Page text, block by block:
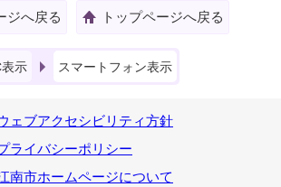
ジへ戻る トップページへ戻る
示 スマートフォン表示
ェブアクセシビリティ方針
ライバシーポリシー
南市ホームページについて